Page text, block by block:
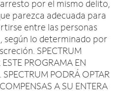
por el mismo delito,
parezca adecuada para
entre las personas
según lo determinado por
SPECTRUM
PROGRAMA EN
PODRÁ OPTAR
A SU ENTERA